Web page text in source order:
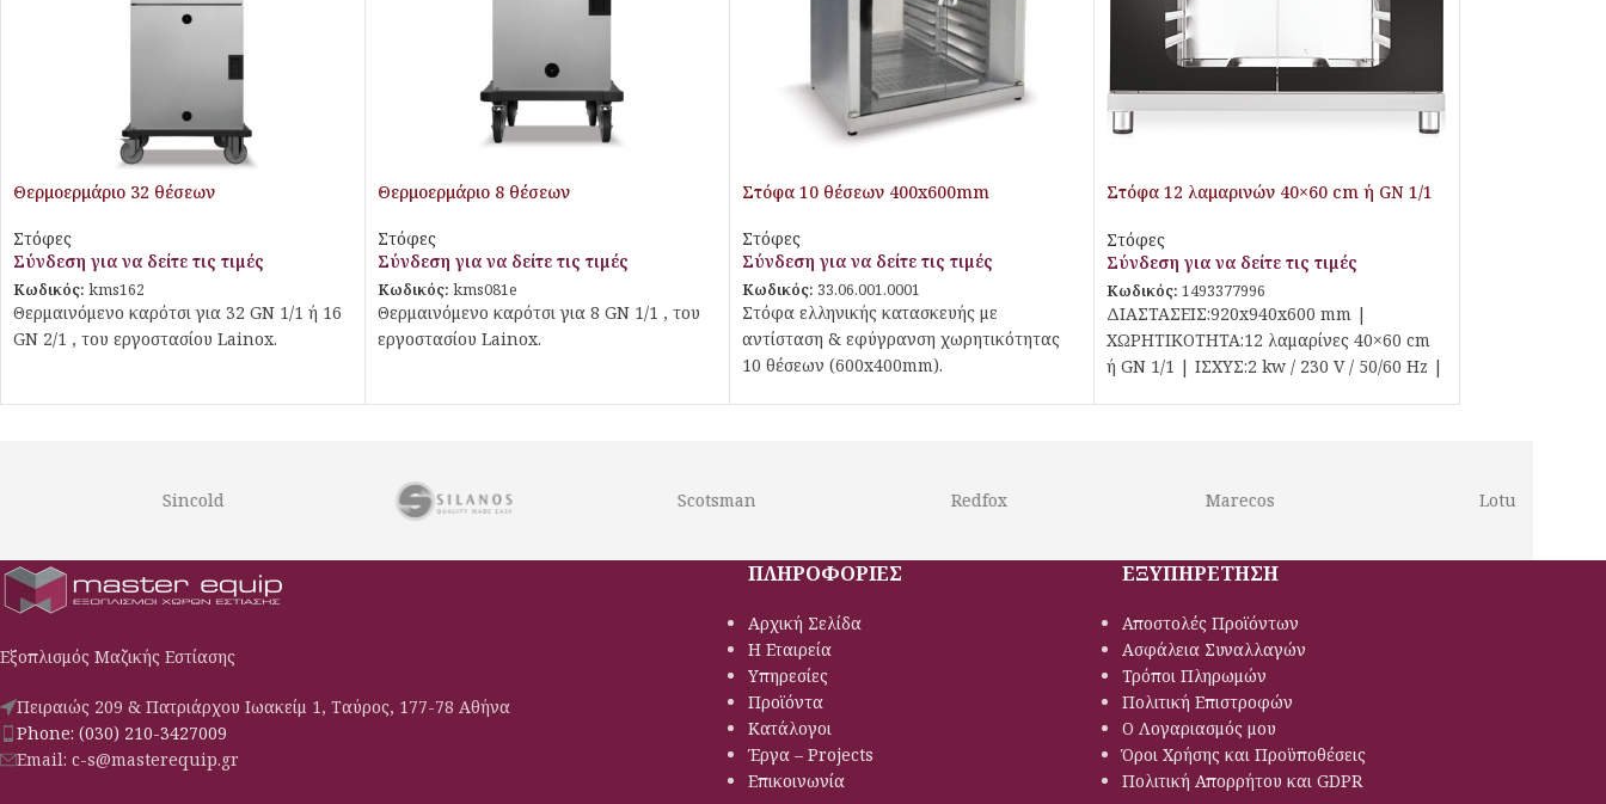
Θερμoερμάριο 32 θέσεων
Στόφες
Σύνδεση για να δείτε τις τιμές
Κωδικός: kms162
Θερμαινόμενο καρότσι για 32 GN 1/1 ή 16
GN 2/1 , του εργοστασίου Lainox.
Θερμoερμάριο 8 θέσεων
Στόφες
Σύνδεση για να δείτε τις τιμές
Κωδικός: kms081e
Θερμαινόμενο καρότσι για 8 GN 1/1 , του
εργοστασίου Lainox.
Στόφα 10 θέσεων 400x600mm
Στόφες
Σύνδεση για να δείτε τις τιμές
Κωδικός: 33.06.001.0001
Στόφα ελληνικής κατασκευής με
αντίσταση & εφύγρανση χωρητικότητας
10 θέσεων (600x400mm).
Στόφα 12 λαμαρινών 40×60 cm ή GN 1/1
Στόφες
Σύνδεση για να δείτε τις τιμές
Κωδικός: 1493377996
ΔΙΑΣΤΑΣΕΙΣ:920x940x600 mm |
ΧΩΡΗΤΙΚΟΤΗΤΑ:12 λαμαρίνες 40×60 cm
ή GN 1/1 | ΙΣΧΥΣ:2 kw / 230 V / 50/60 Hz |
Εξοπλισμός Μαζικής Εστίασης
Πειραιώς 209 & Πατριάρχου Ιωακείμ 1, Ταύρος, 177-78 Αθήνα
Phone: (030) 210-3427009
Email: c-s@masterequip.gr
ΠΛΗΡΟΦΟΡΙΕΣ
Αρχική Σελίδα
Η Εταιρεία
Υπηρεσίες
Προϊόντα
Κατάλογοι
Έργα – Projects
Επικοινωνία
ΕΞΥΠΗΡΕΤΗΣΗ
Αποστολές Προϊόντων
Ασφάλεια Συναλλαγών
Τρόποι Πληρωμών
Πολιτική Eπιστροφών
Ο Λογαριασμός μου
Όροι Χρήσης και Προϋποθέσεις
Πολιτική Απορρήτου και GDPR